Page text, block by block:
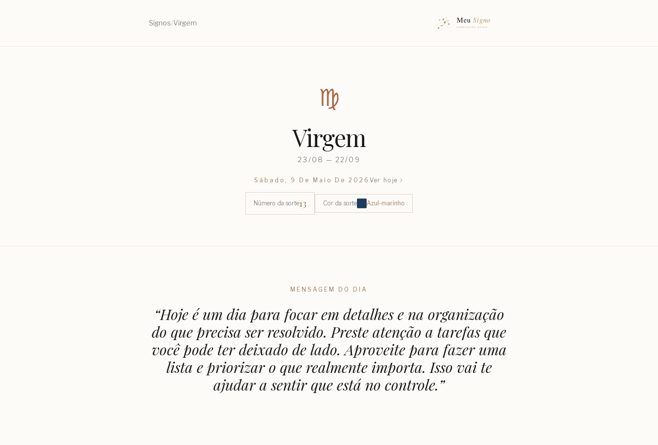
Signos/Virgem
♍︎
Virgem
23/08 — 22/09
Sábado, 9 De Maio De 2026 Ver hoje
Número da sorte13 Cor da sorte Azul-marinho
MENSAGEM DO DIA
“Hoje é um dia para focar em detalhes e na organização
do que precisa ser resolvido. Preste atenção a tarefas que
você pode ter deixado de lado. Aproveite para fazer uma
lista e priorizar o que realmente importa. Isso vai te
ajudar a sentir que está no controle.”